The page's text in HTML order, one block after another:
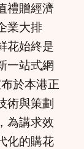
禮贈經濟
業大排
花始終是
一站式網
於本港正
術與策劃
為講求效
化的購花